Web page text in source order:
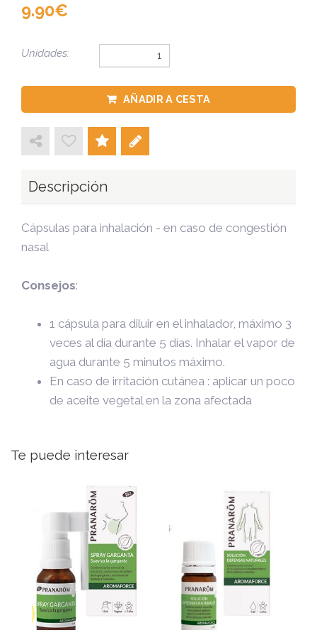
9.90
Unidades:
AÑADIR A CESTA
Descripción
Cápsulas para inhalación - en caso de congestión
nasal
Consejos:
1 cápsula para diluir en el inhalador, máximo 3
veces al día durante 5 días. Inhalar el vapor de
agua durante 5 minutos máximo.
En caso de irritación cutánea : aplicar un poco
de aceite vegetal en la zona afectada
Te puede interesar